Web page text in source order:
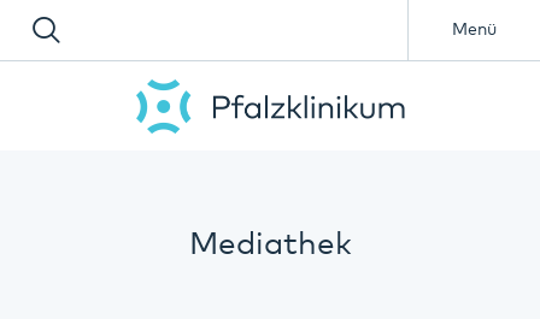
Menü
Mediathek